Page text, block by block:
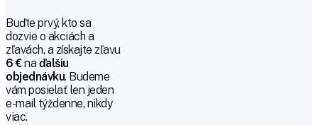
Buďte prvý, kto sa
dozvie o akciách a
zľavách, a získajte zľavu
6 €na ďalšiu
objednávku. Budeme
vám posielať len jeden
e-mail týždenne, nikdy
viac.